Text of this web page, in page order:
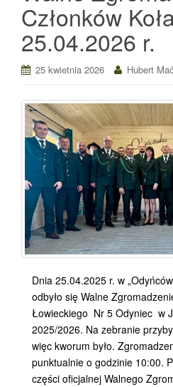
Członków
25.04.2026 r.
25 kwietnia 2026 Hubert
Dnia 25.04.2025 r. w
odbyło się Walne
Łowieckiego Nr 5 Odyniec w
2025/2026. Na zebranie
więc kworum było.
punktualnie o godzinie 10:00.
części oficjalnej Walnego